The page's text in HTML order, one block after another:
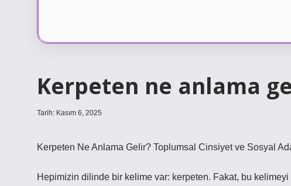
Kerpeten ne anlama
Tarih: Kasım 6, 2025
Kerpeten Ne Anlama Gelir? Toplumsal Cinsiyet ve Sosyal
Hepimizin dilinde bir kelime var: kerpeten. Fakat, bu